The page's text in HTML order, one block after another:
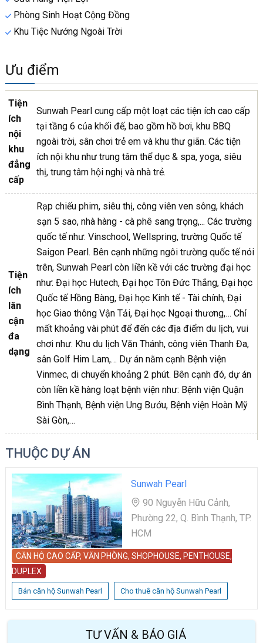
Phòng Sinh Hoạt Cộng Đồng
Khu Tiệc Nướng Ngoài Trời
Ưu điểm
Tiện
ích
nội
khu
đẳng
cấp
Sunwah Pearl cung cấp một loạt các tiện ích cao cấp
tại tầng 6 của khối đế, bao gồm hồ bơi, khu BBQ
ngoài trời, sân chơi trẻ em và khu thư giãn. Các tiện
ích nội khu như trung tâm thể dục & spa, yoga, siêu
thị, trung tâm hội nghị và nhà trẻ.
Tiện
ích
lân
cận
đa
dạng
Rạp chiếu phim, siêu thị, công viên ven sông, khách
sạn 5 sao, nhà hàng - cà phê sang trọng,... Các trường
quốc tế như: Vinschool, Wellspring, trường Quốc tế
Saigon Pearl. Bên cạnh những ngôi trường quốc tế nói
trên, Sunwah Pearl còn liền kề với các trường đại học
như: Đại học Hutech, Đại học Tôn Đức Thắng, Đại học
Quốc tế Hồng Bàng, Đại học Kinh tế - Tài chính, Đại
học Giao thông Vận Tải, Đại học Ngoại thương,… Chỉ
mất khoảng vài phút để đến các địa điểm du lịch, vui
chơi như: Khu du lịch Văn Thánh, công viên Thanh Đa,
sân Golf Him Lam,… Dự án nằm cạnh Bệnh viện
Vinmec, di chuyển khoảng 2 phút. Bên cạnh đó, dự án
còn liền kề hàng loạt bệnh viện như: Bệnh viện Quận
Bình Thạnh, Bệnh viện Ung Bướu, Bệnh viện Hoàn Mỹ
Sài Gòn,…
THUỘC DỰ ÁN
Sunwah Pearl
90 Nguyễn Hữu Cảnh,
Phường 22, Q. Bình Thạnh, TP.
HCM
CĂN HỘ CAO CẤP, VĂN PHÒNG, SHOPHOUSE, PENTHOUSE,
DUPLEX
Bán căn hộ Sunwah Pearl Cho thuê căn hộ Sunwah Pearl
TƯ VẤN & BÁO GIÁ